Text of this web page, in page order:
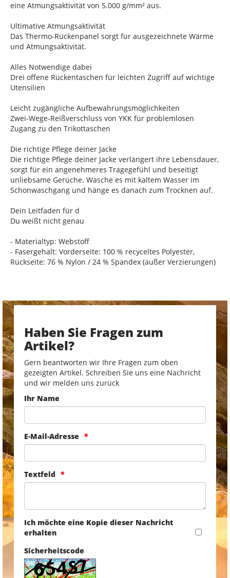
eine Atmungsaktivität von 5.000 g/mm² aus.
Ultimative Atmungsaktivität
Das Thermo-Rückenpanel sorgt für ausgezeichnete Wärme
und Atmungsaktivität.
Alles Notwendige dabei
Drei offene Rückentaschen für leichten Zugriff auf wichtige
Utensilien
Leicht zugängliche Aufbewahrungsmöglichkeiten
Zwei-Wege-Reißverschluss von YKK für problemlosen
Zugang zu den Trikottaschen
Die richtige Pflege deiner Jacke
Die richtige Pflege deiner Jacke verlängert ihre Lebensdauer,
sorgt für ein angenehmeres Tragegefühl und beseitigt
unliebsame Gerüche. Wasche es mit kaltem Wasser im
Schonwaschgang und hänge es danach zum Trocknen auf.
Dein Leitfaden für d
Du weißt nicht genau
- Materialtyp: Webstoff
- Fasergehalt: Vorderseite: 100 % recyceltes Polyester,
Rückseite: 76 % Nylon / 24 % Spandex (außer Verzierungen)
Haben Sie Fragen zum
Artikel?
Gern beantworten wir Ihre Fragen zum oben
gezeigten Artikel. Schreiben Sie uns eine Nachricht
und wir melden uns zurück
Ihr Name
E-Mail-Adresse
Textfeld
Ich möchte eine Kopie dieser Nachricht
erhalten
Sicherheitscode